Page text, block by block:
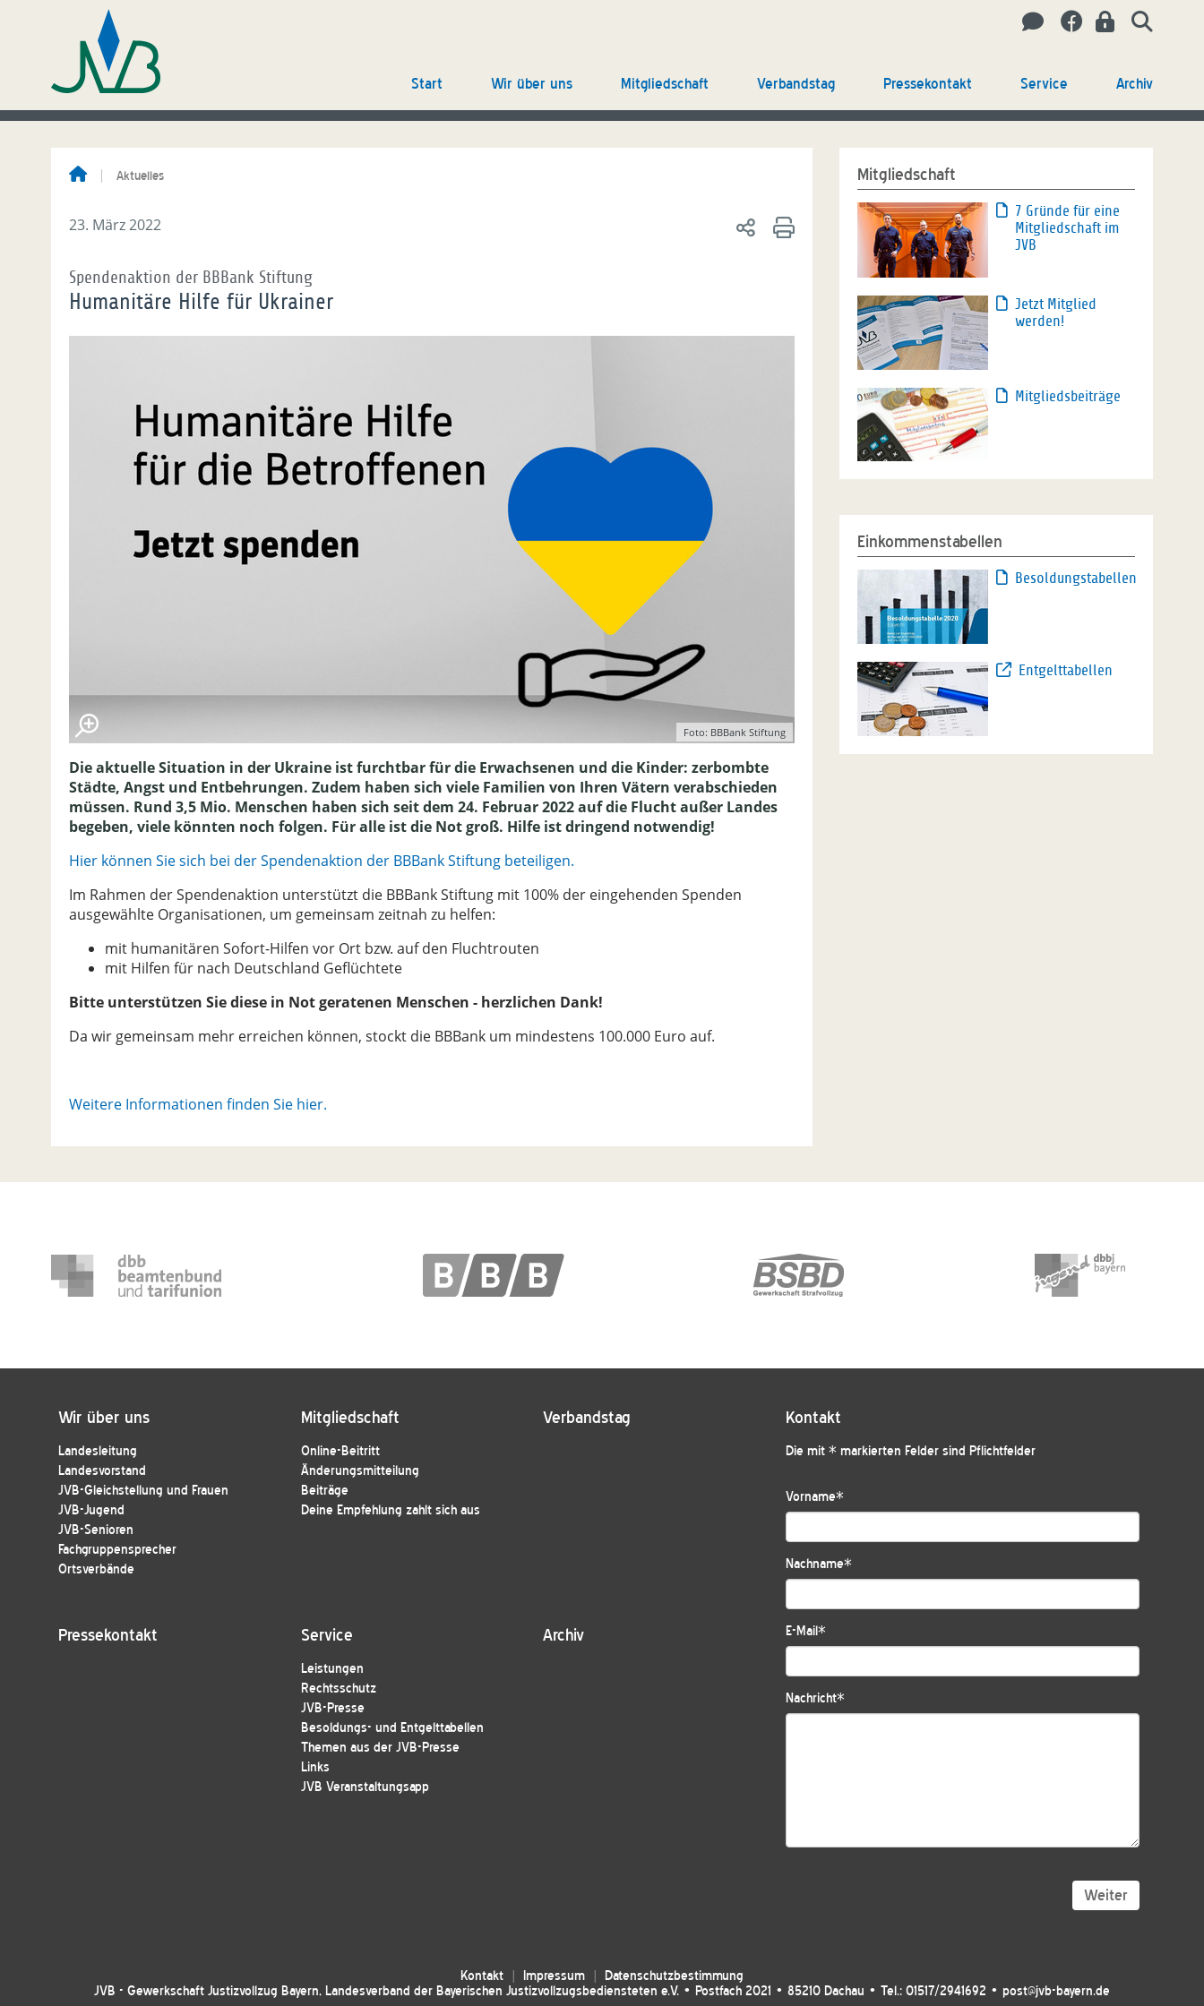
Start Wir über uns Mitgliedschaft Verbandstag Pressekontakt Service Archiv
Aktuelles
23. März 2022
Spendenaktion der BBBank Stiftung
Humanitäre Hilfe für Ukrainer
Foto: BBBank Stiftung
Die aktuelle Situation in der Ukraine ist furchtbar für die Erwachsenen und die Kinder: zerbombte
Städte, Angst und Entbehrungen. Zudem haben sich viele Familien von Ihren Vätern verabschieden
müssen. Rund 3,5 Mio. Menschen haben sich seit dem 24. Februar 2022 auf die Flucht außer Landes
begeben, viele könnten noch folgen. Für alle ist die Not groß. Hilfe ist dringend notwendig!
Hier können Sie sich bei der Spendenaktion der BBBank Stiftung beteiligen.
Im Rahmen der Spendenaktion unterstützt die BBBank Stiftung mit 100% der eingehenden Spenden
ausgewählte Organisationen, um gemeinsam zeitnah zu helfen:
mit humanitären Sofort-Hilfen vor Ort bzw. auf den Fluchtrouten
mit Hilfen für nach Deutschland Geflüchtete
Bitte unterstützen Sie diese in Not geratenen Menschen - herzlichen Dank!
Da wir gemeinsam mehr erreichen können, stockt die BBBank um mindestens 100.000 Euro auf.
Weitere Informationen finden Sie hier.
Mitgliedschaft
7 Gründe für eine
Mitgliedschaft im
JVB
Jetzt Mitglied
werden!
Mitgliedsbeiträge
Einkommenstabellen
Besoldungstabellen
Entgelttabellen
Wir über uns
Landesleitung
Landesvorstand
JVB-Gleichstellung und Frauen
JVB-Jugend
JVB-Senioren
Fachgruppensprecher
Ortsverbände
Mitgliedschaft
Online-Beitritt
Änderungsmitteilung
Beiträge
Deine Empfehlung zahlt sich aus
Verbandstag
Pressekontakt Service
Leistungen
Rechtsschutz
JVB-Presse
Besoldungs- und Entgelttabellen
Themen aus der JVB-Presse
Links
JVB Veranstaltungsapp
Archiv
Kontakt
Die mit * markierten Felder sind Pflichtfelder
Vorname*
Nachname*
E-Mail*
Nachricht*
Weiter
Kontakt Impressum
Datenschutzbestimmung
JVB - Gewerkschaft Justizvollzug Bayern, Landesverband der Bayerischen Justizvollzugsbediensteten e.V. • Postfach 2021 • 85210 Dachau • Tel.: 01517/2941692 • post@jvb-bayern.de